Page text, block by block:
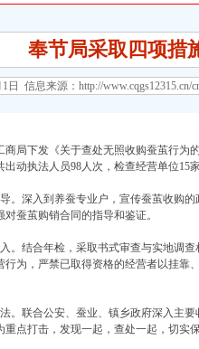
奉节局采取四项措
日 信息来源： http://www.cqgs12315.cn/
局下发《关于查处无照收购蚕茧行为
出动执法人员98人次，检查经营单位15
深入到养蚕专业户，宣传蚕茧收购的
蚕茧购销合同的指导和鉴证。
结合年检，采取书式审查与实地调查
行为，严禁已取得资格的经营者以挂靠
联合公安、蚕业、镇乡政府深入主要
点打击，发现一起，查处一起，切实